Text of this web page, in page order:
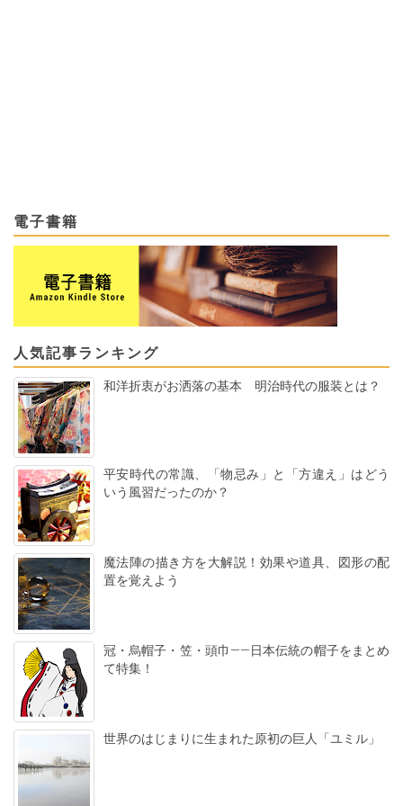
電子書籍
人気記事ランキング
和洋折衷がお洒落の基本 明治時代の服装とは？
平安時代の常識、「物忌み」と「方違え」はどう
いう風習だったのか？
魔法陣の描き方を大解説！効果や道具、図形の配
置を覚えよう
冠・烏帽子・笠・頭巾――日本伝統の帽子をまとめ
て特集！
世界のはじまりに生まれた原初の巨人「ユミル」